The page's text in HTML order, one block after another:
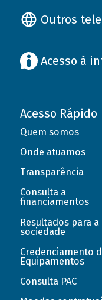
Outros
Acesso à
Acesso Rápido
Quem somos
Onde atuamos
Transparência
Consulta a
financiamentos
Resultados para a
sociedade
Credenciamento
Equipamentos
Consulta PAC